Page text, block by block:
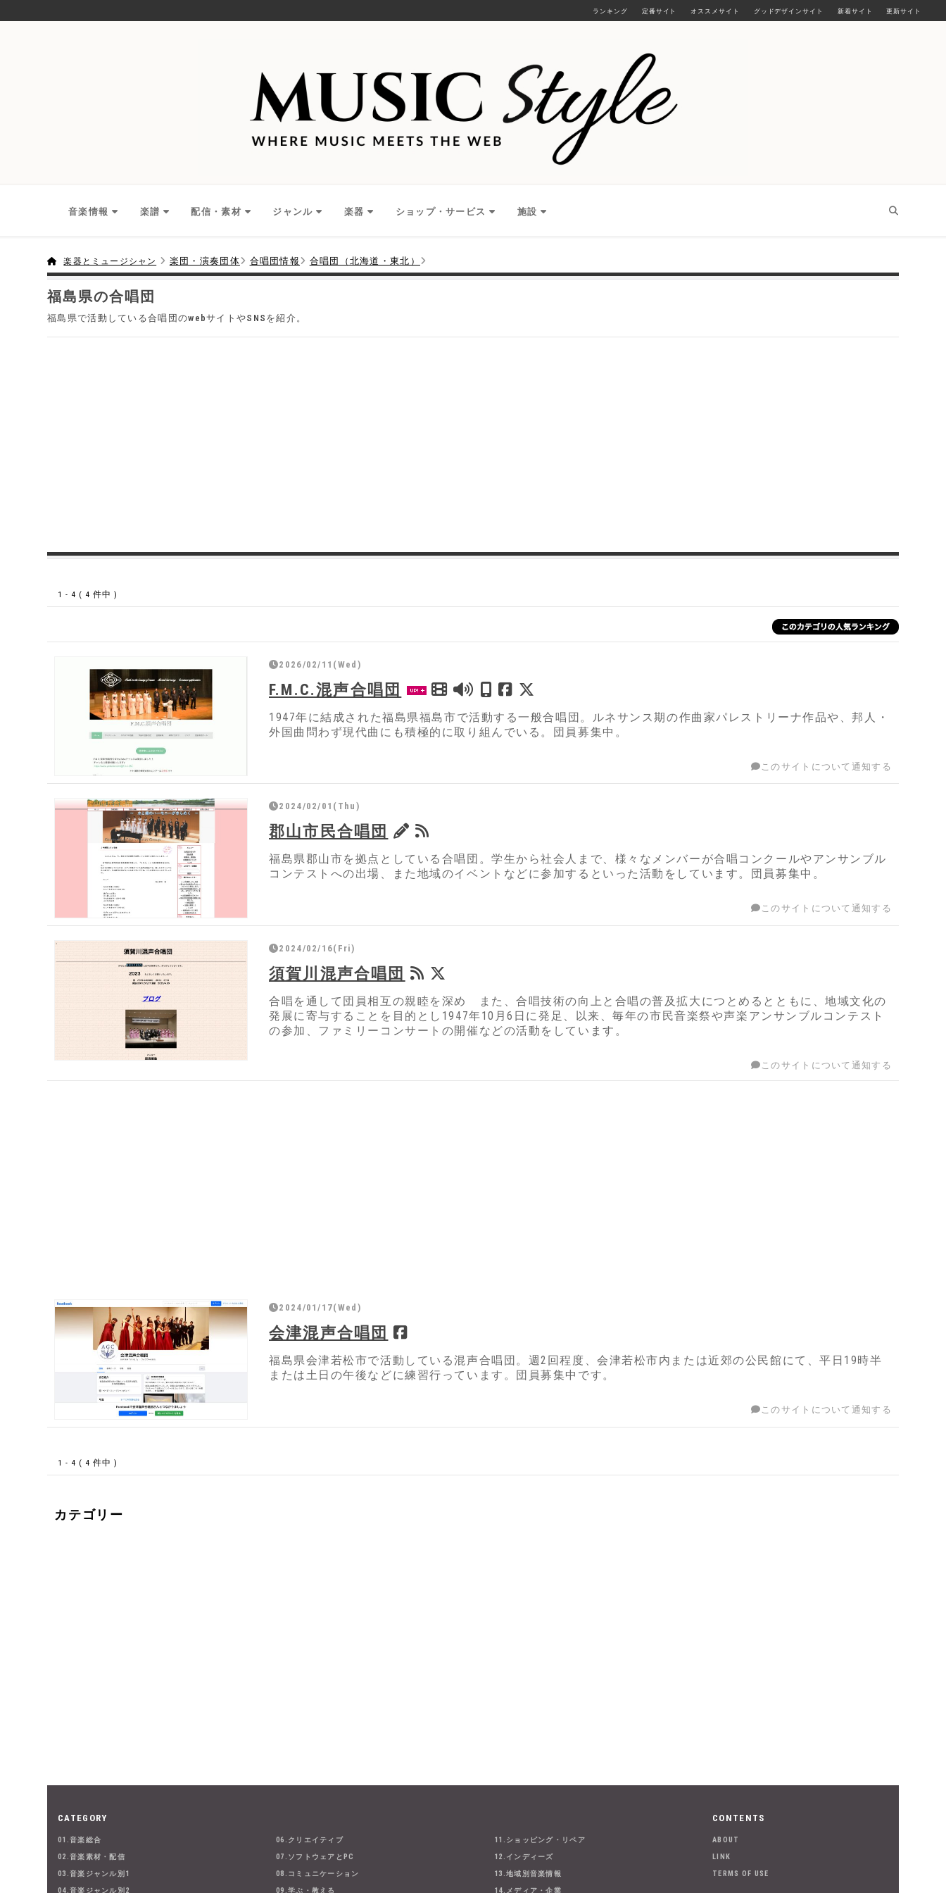
更新サイト
新着サイト
グッドデザインサイト
オススメサイト
定番サイト
ランキング
音楽情報 楽譜 配信・素材 ジャンル 楽器 ショップ・サービス 施設
楽器とミュージシャン 楽団・演奏団体 合唱団情報 合唱団（北海道・東北）
福島県の合唱団
福島県で活動している合唱団のwebサイトやSNSを紹介。
1 - 4 ( 4 件中 )
2026/02/11(Wed)
F.M.C.混声合唱団
1947年に結成された福島県福島市で活動する一般合唱団。ルネサンス期の作曲家パレストリーナ作品や、邦人・
外国曲問わず現代曲にも積極的に取り組んでいる。団員募集中。
このサイトについて通知する
2024/02/01(Thu)
郡山市民合唱団
福島県郡山市を拠点としている合唱団。学生から社会人まで、様々なメンバーが合唱コンクールやアンサンブル
コンテストへの出場、また地域のイベントなどに参加するといった活動をしています。団員募集中。
このサイトについて通知する
2024/02/16(Fri)
須賀川混声合唱団
合唱を通して団員相互の親睦を深め また、合唱技術の向上と合唱の普及拡大につとめるとともに、地域文化の
発展に寄与することを目的とし1947年10月6日に発足、以来、毎年の市民音楽祭や声楽アンサンブルコンテスト
の参加、ファミリーコンサートの開催などの活動をしています。
このサイトについて通知する
2024/01/17(Wed)
会津混声合唱団
福島県会津若松市で活動している混声合唱団。週2回程度、会津若松市内または近郊の公民館にて、平日19時半
または土日の午後などに練習行っています。団員募集中です。
このサイトについて通知する
1 - 4 ( 4 件中 )
カテゴリー
CATEGORY
01.音楽総合
02.音楽素材・配信
03.音楽ジャンル別1
04.音楽ジャンル別2
06.クリエイティブ
07.ソフトウェアとPC
08.コミュニケーション
09.学ぶ・教える
11.ショッピング・リペア
12.インディーズ
13.地域別音楽情報
14.メディア・企業
CONTENTS
ABOUT
LINK
TERMS OF USE